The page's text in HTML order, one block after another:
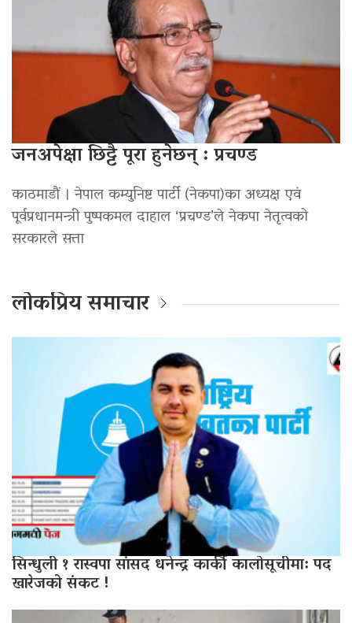
जनअपेक्षा छिट्टै पूरा हुनेछन् : प्रचण्ड
काठमाडौं । नेपाल कम्युनिष्ट पार्टी (नेकपा)का अध्यक्ष एवं
पूर्वप्रधानमन्त्री पुष्पकमल दाहाल ‘प्रचण्ड’ले नेकपा नेतृत्वको
सरकारले सत्ता
लोकप्रिय समाचार
सिन्धुली १ रास्वपा सांसद धनेन्द्र कार्की कालोसूचीमा: पद
खारेजको संकट !